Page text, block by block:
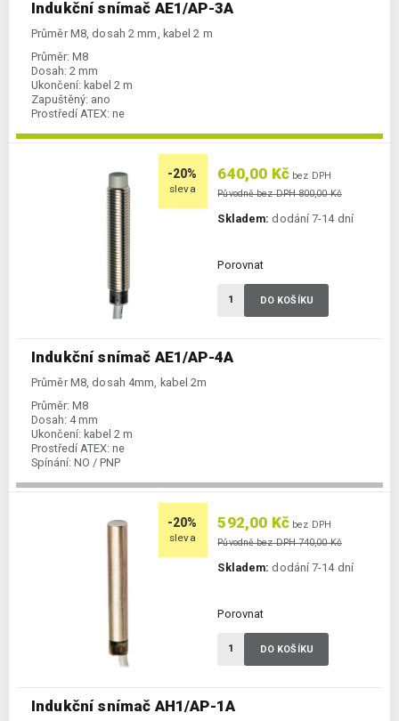
Indukční snímač AE1/AP-3A
Průměr M8, dosah 2 mm, kabel 2 m
Průměr: M8
Dosah: 2 mm
Ukončení: kabel 2 m
Zapuštěný: ano
Prostředí ATEX: ne
-20%
sleva
Indukční snímač AE1/AP-4A
Průměr M8, dosah 4mm, kabel 2m
Průměr: M8
Dosah: 4 mm
Ukončení: kabel 2 m
Prostředí ATEX: ne
Spínání: NO / PNP
640,00 Kč bez DPH
Původně bez DPH 800,00 Kč
Skladem: dodání 7-14 dní
Porovnat
DO KOŠÍKU
-20%
sleva
Indukční snímač AH1/AP-1A
592,00 Kč bez DPH
Původně bez DPH 740,00 Kč
Skladem: dodání 7-14 dní
Porovnat
DO KOŠÍKU